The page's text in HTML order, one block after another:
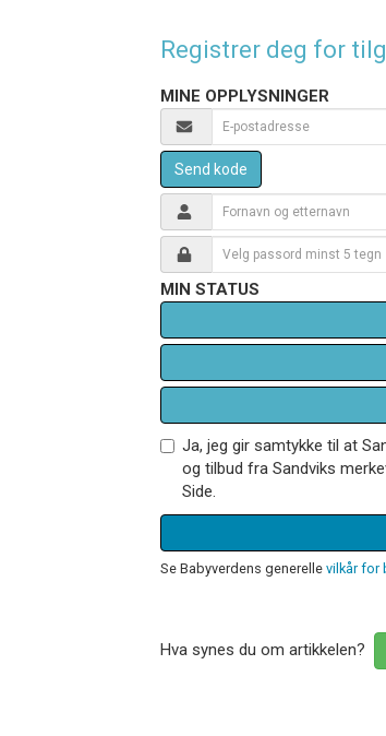
Registrer deg for
MINE OPPLYSNINGER
Send kode
MIN STATUS
Ja, jeg gir samtykke til at
og tilbud fra Sandviks
Side.
Se Babyverdens generelle vilkår for
Hva synes du om artikkelen?